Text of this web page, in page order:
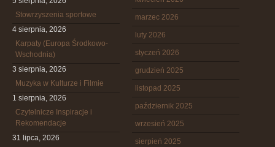
Stowrzyszenia sportowe
4 sierpnia, 2026
Karpaty (Europa Środkowo-
Wschodnia)
3 sierpnia, 2026
Muzyka w Kulturze i Filmie
1 sierpnia, 2026
Czytelnicze Inspiracje i
Rekomendacje
31 lipca, 2026
marzec 2026
luty 2026
styczeń 2026
grudzień 2025
listopad 2025
październik 2025
wrzesień 2025
sierpień 2025